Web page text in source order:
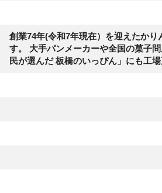
創業74年(令和7年現在）を迎えたか
す。 大手パンメーカーや全国の菓子
民が選んだ 板橋のいっぴん」にも工